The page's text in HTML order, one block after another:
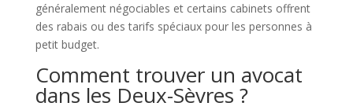
généralement négociables et certains cabinets offrent
des rabais ou des tarifs spéciaux pour les personnes à
petit budget.
Comment trouver un avocat
dans les Deux-Sèvres ?